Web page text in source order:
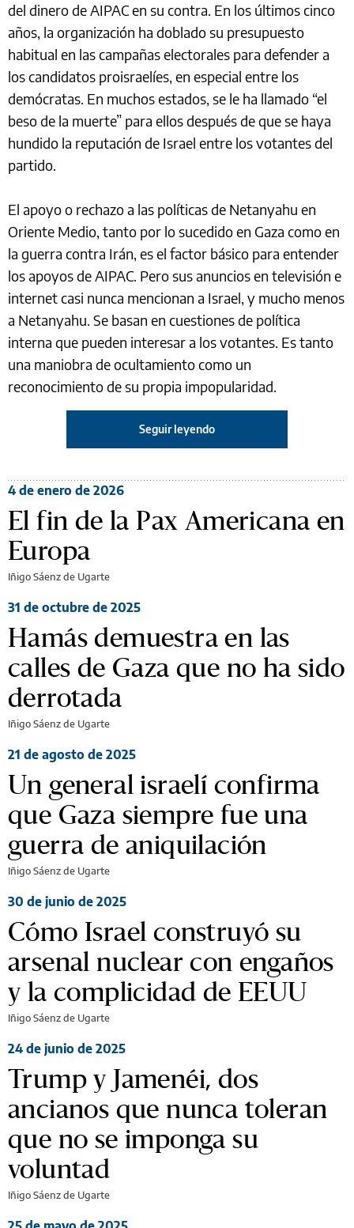
del dinero de AIPAC en su contra. En los últimos cinco
años, la organización ha doblado su presupuesto
habitual en las campañas electorales para defender a
los candidatos proisraelíes, en especial entre los
demócratas. En muchos estados, se le ha llamado “el
beso de la muerte” para ellos después de que se haya
hundido la reputación de Israel entre los votantes del
partido.
El apoyo o rechazo a las políticas de Netanyahu en
Oriente Medio, tanto por lo sucedido en Gaza como en
la guerra contra Irán, es el factor básico para entender
los apoyos de AIPAC. Pero sus anuncios en televisión e
internet casi nunca mencionan a Israel, y mucho menos
a Netanyahu. Se basan en cuestiones de política
interna que pueden interesar a los votantes. Es tanto
una maniobra de ocultamiento como un
reconocimiento de su propia impopularidad.
Seguir leyendo
4 de enero de 2026
El fin de la Pax Americana en
Europa
Iñigo Sáenz de Ugarte
31 de octubre de 2025
Hamás demuestra en las
calles de Gaza que no ha sido
derrotada
Iñigo Sáenz de Ugarte
21 de agosto de 2025
Un general israelí confirma
que Gaza siempre fue una
guerra de aniquilación
Iñigo Sáenz de Ugarte
30 de junio de 2025
Cómo Israel construyó su
arsenal nuclear con engaños
y la complicidad de EEUU
Iñigo Sáenz de Ugarte
24 de junio de 2025
Trump y Jamenéi, dos
ancianos que nunca toleran
que no se imponga su
voluntad
Iñigo Sáenz de Ugarte